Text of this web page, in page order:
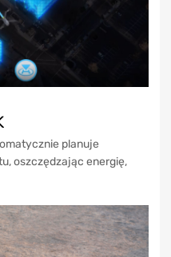
planuje
oszczędzając energię,